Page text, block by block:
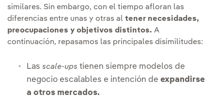
similares. Sin embargo, con el tiempo afloran las
diferencias entre unas y otras al tener necesidades,
preocupaciones y objetivos distintos. A
continuación, repasamos las principales disimilitudes:
Las scale-ups tienen siempre modelos de
negocio escalables e intención de expandirse
a otros mercados.